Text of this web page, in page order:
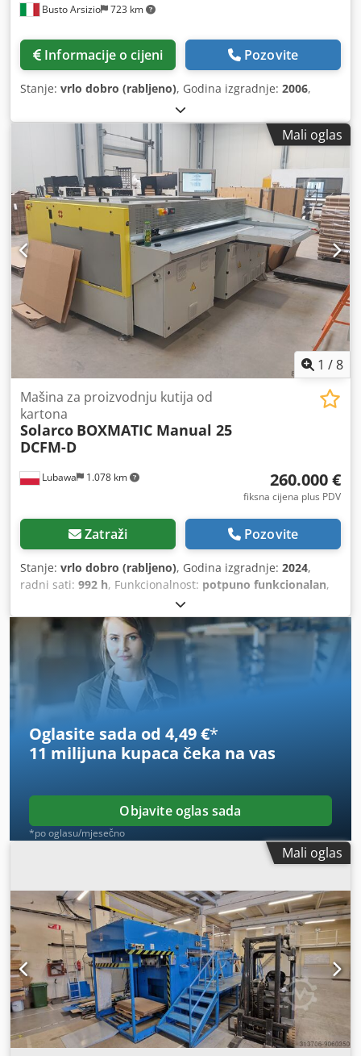
Busto Arsizio 723 km
Informacije o cijeni Pozovite
Stanje: vrlo dobro (rabljeno), Godina izgradnje: 2006,
Mali oglas
1 /8
Lubawa 1.078 km
Mašina za proizvodnju kutija od
kartona
Solarco BOXMATIC Manual 25
DCFM-D
260.000 €
fiksna cijena plus PDV
Zatraži Pozovite
Stanje: vrlo dobro (rabljeno), Godina izgradnje: 2024,
radni sati: 992 h, Funkcionalnost: potpuno funkcionalan,
20240250, ukupna masa:
Oglasite sada od 4,49 €*
11 milijuna kupaca čeka na vas
Objavite oglas sada
*po oglasu/mjesečno
Mali oglas